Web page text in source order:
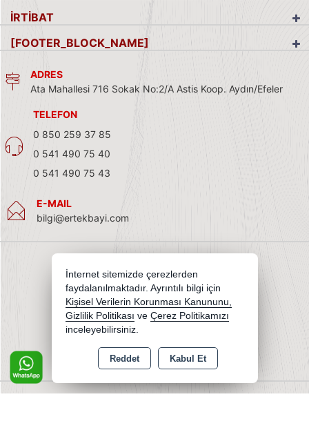
İRTİBAT
[FOOTER_BLOCK_NAME]
ADRES
Ata Mahallesi 716 Sokak No:2/A Astis Koop. Aydın/Efeler
TELEFON
0 850 259 37 85
0 541 490 75 40
0 541 490 75 43
E-MAIL
bilgi@ertekbayi.com
İnternet sitemizde çerezlerden
faydalanılmaktadır. Ayrıntılı bilgi için
Kişisel Verilerin Korunması Kanununu,
Gizlilik Politikası ve Çerez Politikamızı
inceleyebilirsiniz.
Reddet Kabul Et